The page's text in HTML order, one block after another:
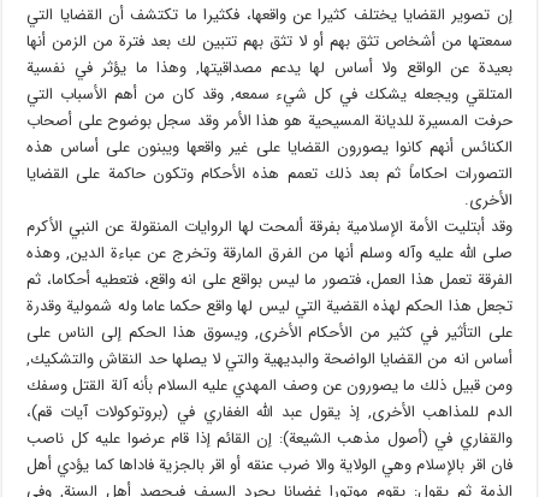
إن تصوير القضايا يختلف كثيرا عن واقعها، فكثيرا ما تكتشف أن القضايا التي
سمعتها من أشخاص تثق بهم أو لا تثق بهم تتبين لك بعد فترة من الزمن أنها
بعيدة عن الواقع ولا أساس لها يدعم مصداقيتها, وهذا ما يؤثر في نفسية
المتلقي ويجعله يشكك في كل شيء سمعه, وقد كان من أهم الأسباب التي
حرفت المسيرة للديانة المسيحية هو هذا الأمر وقد سجل بوضوح على أصحاب
الكنائس أنهم كانوا يصورون القضايا على غير واقعها ويبنون على أساس هذه
التصورات احكاماً ثم بعد ذلك تعمم هذه الأحكام وتكون حاكمة على القضايا
الأخرى.
وقد أبتليت الأمة الإسلامية بفرقة ألمحت لها الروايات المنقولة عن النبي الأكرم
صلى الله عليه وآله وسلم أنها من الفرق المارقة وتخرج عن عباءة الدين, وهذه
الفرقة تعمل هذا العمل، فتصور ما ليس بواقع على انه واقع، فتعطيه أحكاما، ثم
تجعل هذا الحكم لهذه القضية التي ليس لها واقع حكما عاما وله شمولية وقدرة
على التأثير في كثير من الأحكام الأخرى, ويسوق هذا الحكم إلى الناس على
أساس انه من القضايا الواضحة والبديهية والتي لا يصلها حد النقاش والتشكيك,
ومن قبيل ذلك ما يصورون عن وصف المهدي عليه السلام بأنه آلة القتل وسفك
الدم للمذاهب الأخرى, إذ يقول عبد الله الغفاري في (بروتوكولات آيات قم)،
والقفاري في (أصول مذهب الشيعة): إن القائم إذا قام عرضوا عليه كل ناصب
فان اقر بالإسلام وهي الولاية والا ضرب عنقه أو اقر بالجزية فاداها كما يؤدي أهل
الذمة ثم يقول: يقوم موتورا غضبانا يجرد السيف فيحصد أهل السنة, وفي